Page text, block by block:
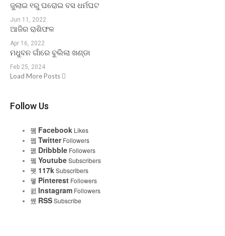
ଜୁଲାଇ ୧ରୁ ଘରୋଇ ବସ ଧର୍ମଘଟ
Jun 11, 2022
ଆଜିର ରାଶିଫଳ
Apr 16, 2022
ମଧୁବନ ଗାଁରେ ବୁଲିଲା ଖଣ୍ଡା
Feb 25, 2024
Load More Posts
Follow Us
Facebook Likes
Twitter Followers
Dribbble Followers
YoutubeSubscribers
117kSubscribers
Pinterest Followers
Instagram Followers
RSSSubscribe